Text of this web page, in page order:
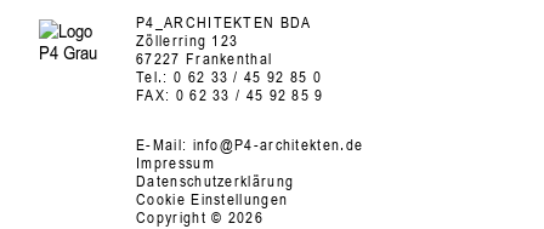
P4_ARCHITEKTEN BDA
Zöllerring 123
67227 Frankenthal
Tel.: 0 62 33 / 45 92 85 0
FAX: 0 62 33 / 45 92 85 9
E-Mail: info@P4-architekten.de
Impressum
Datenschutzerklärung
Cookie Einstellungen
Copyright © 2026